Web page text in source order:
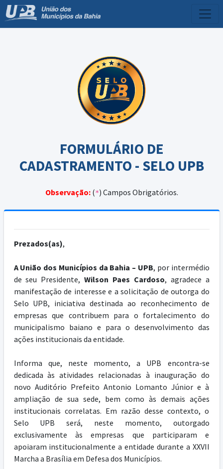
FORMULÁRIO DE
CADASTRAMENTO - SELO UPB
Observação:(*) Campos Obrigatórios.
Prezados(as),
A União dos Municípios da Bahia – UPB, por intermédio
de seu Presidente,Wilson Paes Cardoso, agradece a
manifestação de interesse e a solicitação de outorga do
Selo UPB, iniciativa destinada ao reconhecimento de
empresas que contribuem para o fortalecimento do
municipalismo baiano e para o desenvolvimento das
ações institucionais da entidade.
Informa que, neste momento, a UPB encontra-se
dedicada às atividades relacionadas à inauguração do
novo Auditório Prefeito Antonio Lomanto Júnior e à
ampliação de sua sede, bem como às demais ações
institucionais correlatas. Em razão desse contexto, o
Selo UPB será, neste momento, outorgado
exclusivamente às empresas que participaram e
apoiaram institucionalmente a entidade durante a XXVII
Marcha a Brasília em Defesa dos Municípios.